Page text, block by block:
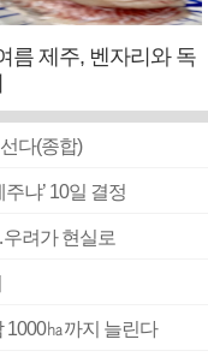
름 제주, 벤자리와 독
다(종합)
냐’ 10일 결정
려가 현실로
1000㏊까지 늘린다